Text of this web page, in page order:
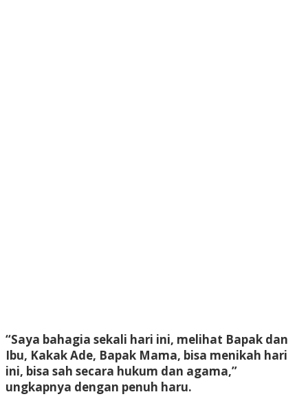
“Saya bahagia sekali hari ini, melihat Bapak dan
Ibu, Kakak Ade, Bapak Mama, bisa menikah hari
ini, bisa sah secara hukum dan agama,”
ungkapnya dengan penuh haru.